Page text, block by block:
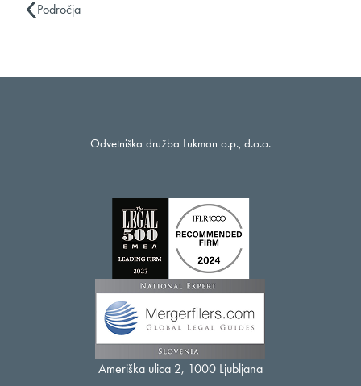
Področja
Odvetniška družba Lukman o.p., d.o.o.
Ameriška ulica 2, 1000 Ljubljana